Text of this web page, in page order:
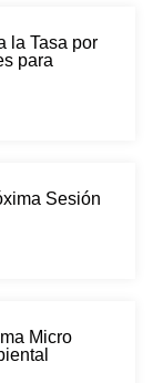
la Tasa por
para
Sesión
Micro